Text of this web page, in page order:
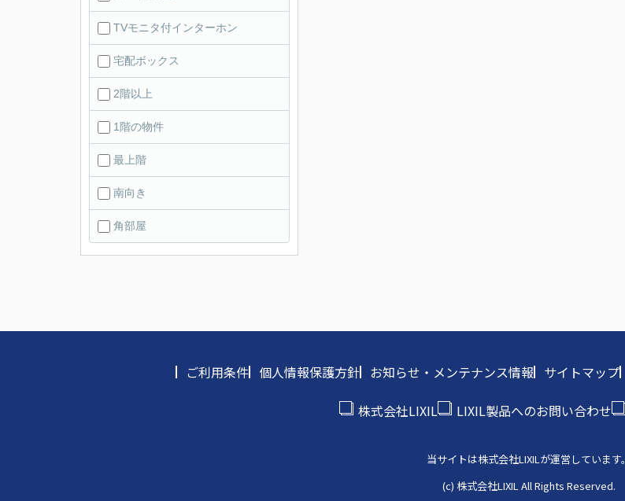
TVモニタ付インターホン
宅配ボックス
2階以上
1階の物件
最上階
南向き
角部屋
ご利用条件 個人情報保護方針 お知らせ・メンテナンス情報 サイトマップ
株式会社LIXIL LIXIL製品へのお問い合わせ
当サイトは株式会社LIXILが運営しています。
(c) 株式会社LIXIL All Rights Reserved.